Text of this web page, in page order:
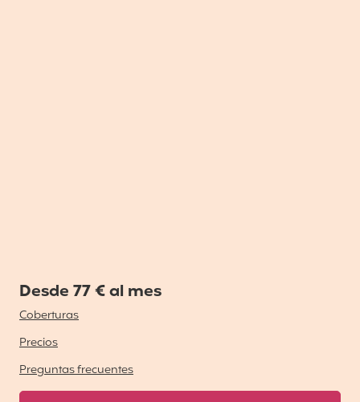
Desde 77 € al mes
Coberturas
Precios
Preguntas frecuentes